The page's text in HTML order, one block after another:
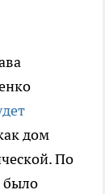
дом
По
было